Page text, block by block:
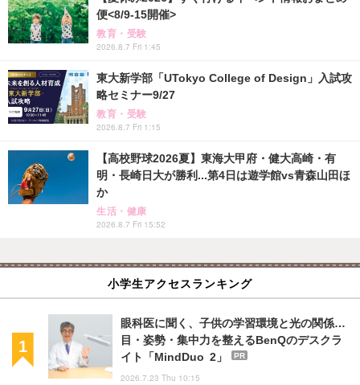
便<8/9-15開催>
教育・受験
2026.8.7 Fri 1:45
東大新学部「UTokyo College of Design」入試攻
略セミナー9/27
教育・受験
2026.8.7 Fri 1:15
【高校野球2026夏】東海大甲府・健大高崎・有
明・長崎日大が勝利...第4日は遊学館vs青森山田ほ
か
生活・健康
2026.8.7 Fri 15:52
小学生アクセスランキング
眼科医に聞く、子供の学習環境と光の関係…
目・姿勢・集中力を整えるBenQのデスクラ
イト「MindDuo 2」
PR
2026.7.23 Thu 10:15